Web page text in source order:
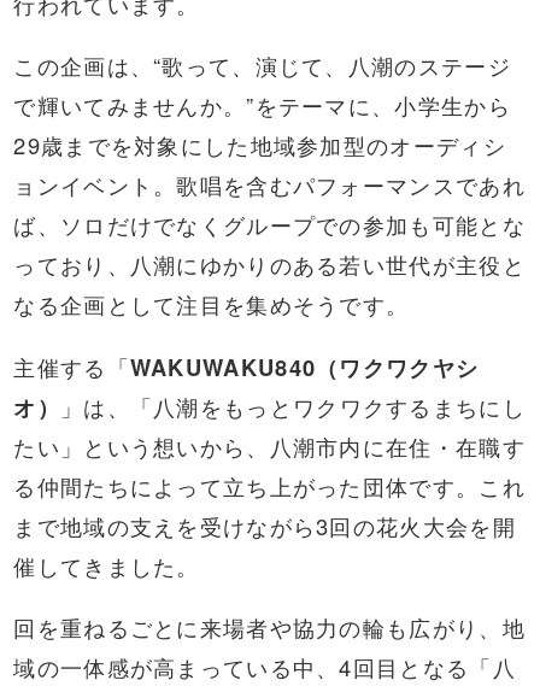
この企画は、“歌って、演じて、八潮のステージ
で輝いてみませんか。”をテーマに、小学生から
29歳までを対象にした地域参加型のオーディシ
ョンイベント。歌唱を含むパフォーマンスであれ
ば、ソロだけでなくグループでの参加も可能とな
っており、八潮にゆかりのある若い世代が主役と
なる企画として注目を集めそうです。
主催する「WAKUWAKU840（ワクワクヤシ
オ）
」は、「八潮をもっとワクワクするまちにし
たい」という想いから、八潮市内に在住・在職す
る仲間たちによって立ち上がった団体です。これ
まで地域の支えを受けながら3回の花火大会を開
催してきました。
回を重ねるごとに来場者や協力の輪も広がり、地
域の一体感が高まっている中、4回目となる「八